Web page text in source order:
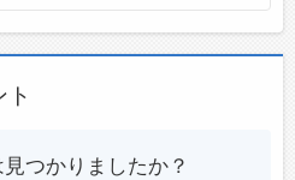
つかりましたか？